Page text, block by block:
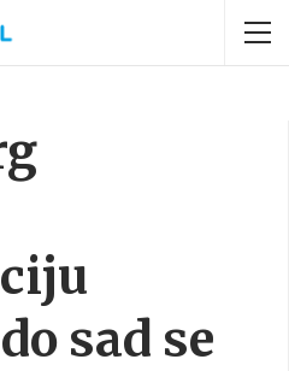
sad se